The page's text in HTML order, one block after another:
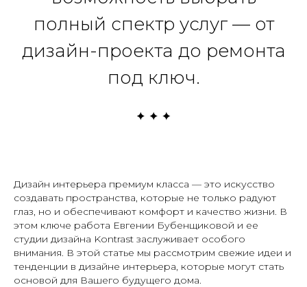
полный спектр услуг — от
дизайн-проекта до ремонта
под ключ.
Дизайн интерьера премиум класса — это искусство
создавать пространства, которые не только радуют
глаз, но и обеспечивают комфорт и качество жизни. В
этом ключе работа Евгении Бубенщиковой и ее
студии дизайна Kontrast заслуживает особого
внимания. В этой статье мы рассмотрим свежие идеи и
тенденции в дизайне интерьера, которые могут стать
основой для Вашего будущего дома.